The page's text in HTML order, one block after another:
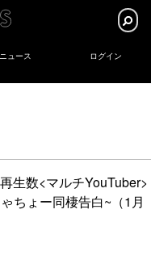
ニュース ログイン